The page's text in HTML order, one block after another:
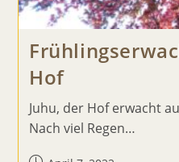
Hof
Juhu, der Hof erwacht
Nach viel Regen…